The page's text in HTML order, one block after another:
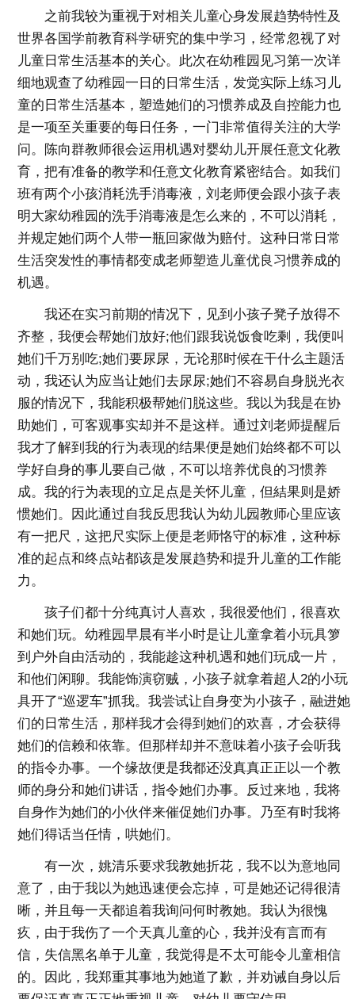
之前我较为重视于对相关儿童心身发展趋势特性及
世界各国学前教育科学研究的集中学习，经常忽视了对
儿童日常生活基本的关心。此次在幼稚园见习第一次详
细地观查了幼稚园一日的日常生活，发觉实际上练习儿
童的日常生活基本，塑造她们的习惯养成及自控能力也
是一项至关重要的每日任务，一门非常值得关注的大学
问。陈向群教师很会运用机遇对婴幼儿开展任意文化教
育，把有准备的教学和任意文化教育紧密结合。如我们
班有两个小孩消耗洗手消毒液，刘老师便会跟小孩子表
明大家幼稚园的洗手消毒液是怎么来的，不可以消耗，
并规定她们两个人带一瓶回家做为赔付。这种日常日常
生活突发性的事情都变成老师塑造儿童优良习惯养成的
机遇。
我还在实习前期的情况下，见到小孩子凳子放得不
齐整，我便会帮她们放好;他们跟我说饭食吃剩，我便叫
她们千万别吃;她们要尿尿，无论那时候在干什么主题活
动，我还认为应当让她们去尿尿;她们不容易自身脱光衣
服的情况下，我能积极帮她们脱这些。我以为我是在协
助她们，可客观事实却并不是这样。通过刘老师提醒后
我才了解到我的行为表现的结果便是她们始终都不可以
学好自身的事儿要自己做，不可以培养优良的习惯养
成。我的行为表现的立足点是关怀儿童，但結果则是娇
惯她们。因此通过自我反思我认为幼儿园教师心里应该
有一把尺，这把尺实际上便是老师恪守的标准，这种标
准的起点和终点站都该是发展趋势和提升儿童的工作能
力。
孩子们都十分纯真讨人喜欢，我很爱他们，很喜欢
和她们玩。幼稚园早晨有半小时是让儿童拿着小玩具箩
到户外自由活动的，我能趁这种机遇和她们玩成一片，
和他们闲聊。我能饰演窃贼，小孩子就拿着超人2的小玩
具开了“巡逻车”抓我。我尝试让自身变为小孩子，融进她
们的日常生活，那样我才会得到她们的欢喜，才会获得
她们的信赖和依靠。但那样却并不意味着小孩子会听我
的指令办事。一个缘故便是我都还没真真正正以一个教
师的身分和她们讲话，指令她们办事。反过来地，我将
自身作为她们的小伙伴来催促她们办事。乃至有时我将
她们得话当任情，哄她们。
有一次，姚清乐要求我教她折花，我不以为意地同
意了，由于我以为她迅速便会忘掉，可是她还记得很清
晰，并且每一天都追着我询问何时教她。我认为很愧
疚，由于我伤了一个天真儿童的心，我并没有言而有
信，失信黑名单于儿童，我觉得是不太可能令儿童相信
的。因此，我郑重其事地为她道了歉，并劝诫自身以后